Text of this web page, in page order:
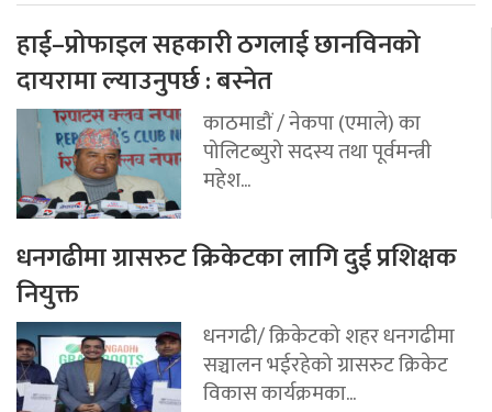
हाई–प्रोफाइल सहकारी ठगलाई छानविनको
दायरामा ल्याउनुपर्छ : बस्नेत
काठमाडौं / नेकपा (एमाले) का
पोलिटब्युरो सदस्य तथा पूर्वमन्त्री
महेश...
धनगढीमा ग्रासरुट क्रिकेटका लागि दुई प्रशिक्षक
नियुक्त
धनगढी/ क्रिकेटको शहर धनगढीमा
सञ्चालन भईरहेको ग्रासरुट क्रिकेट
विकास कार्यक्रमका...